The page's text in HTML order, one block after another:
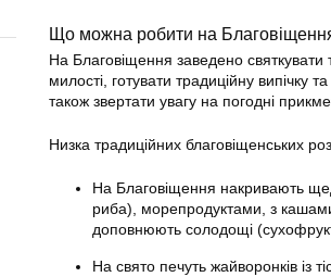
Що можна робити на
На Благовіщення заведено святкувати
милості, готувати традиційну випічку
також звертати увагу на погодні
Низка традиційних благовіщенських
На Благовіщення накривають
риба), морепродуктами, з кашами
доповнюють солодощі
На свято печуть жайворонків із